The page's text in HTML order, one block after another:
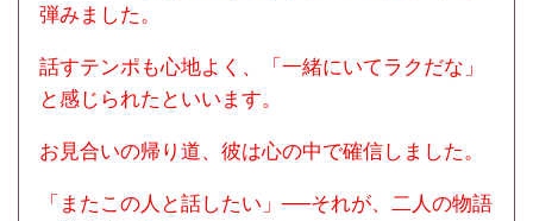
弾みました。
話すテンポも心地よく、「一緒にいてラクだな」
と感じられたといいます。
お見合いの帰り道、彼は心の中で確信しました。
「またこの人と話したい」──それが、二人の物語